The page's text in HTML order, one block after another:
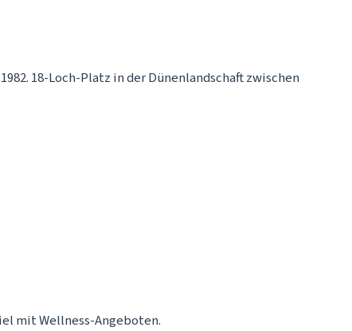
18-Loch-Platz in der Dünenlandschaft zwischen
mit Wellness-Angeboten.